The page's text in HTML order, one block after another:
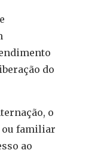
do
o
ou familiar
ao